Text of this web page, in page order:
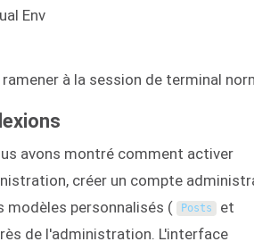
à la session de terminal
avons montré comment activer
créer un compte
modèles personnalisés (
Posts et
de l'administration. L'interface